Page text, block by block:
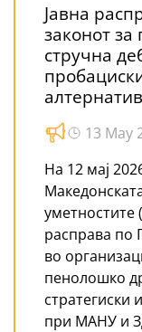
Јавна
законот
стручна
13 May
На 12 мај
уметностите
расправа по
во
пенолошко
стратегиски
при МАНУ и